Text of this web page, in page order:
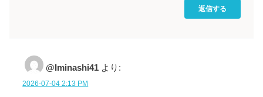
返信する
@Iminashi41 より:
2026-07-04 2:13 PM